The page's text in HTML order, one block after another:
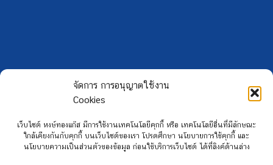
จัดการ การอนุญาตใช้งาน
Cookies
เว็บไซต์ หงษ์ทองแก๊ส มีการใช้งานเทคโนโลยีคุกกี้ หรือ เทคโนโลยีอื่นที่มีลักษณะ
ใกล้เคียงกันกับคุกกี้ บนเว็บไซต์ของเรา โปรดศึกษา นโยบายการใช้คุกกี้ และ
นโยบายความเป็นส่วนตัวของข้อมูล ก่อนใช้บริการเว็บไซต์ ได้ที่ลิงค์ด้านล่าง